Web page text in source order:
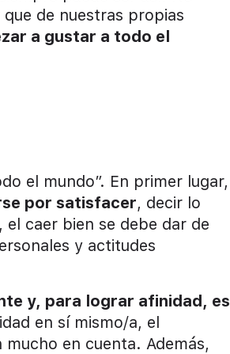
de nuestras propias
a gustar a todo el
el mundo”. En primer lugar,
por satisfacer, decir lo
caer bien se debe dar de
y actitudes
y, para lograr afinidad, es
en sí mismo/a, el
en cuenta. Además,